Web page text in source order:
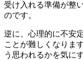
受け入れる準備が整
のです。
逆に、心理的に不安
ことが難しくなりま
う思われるかを気に